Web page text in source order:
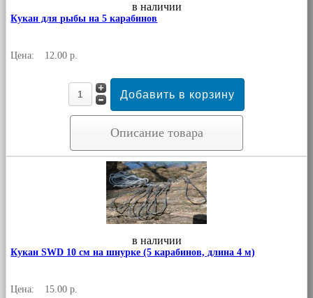
в наличии
Кукан для рыбы на 5 карабинов
Цена: 12.00 р.
Описание товара
в наличии
Кукан SWD 10 см на шнурке (5 карабинов, длина 4 м)
Цена: 15.00 р.